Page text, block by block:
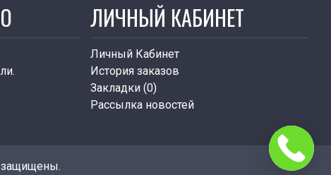
ЛИЧНЫЙ КАБИНЕТ
Личный Кабинет
История заказов
Закладки (0)
Рассылка новостей
защищены.